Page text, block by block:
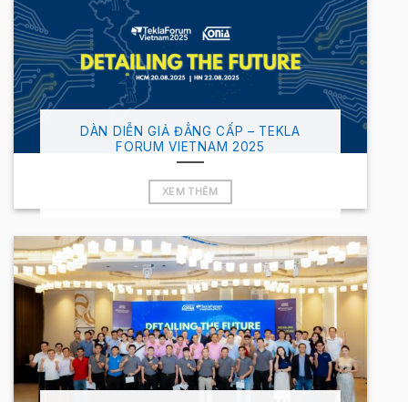
DÀN DIỄN GIẢ ĐẲNG CẤP – TEKLA
FORUM VIETNAM 2025
XEM THÊM